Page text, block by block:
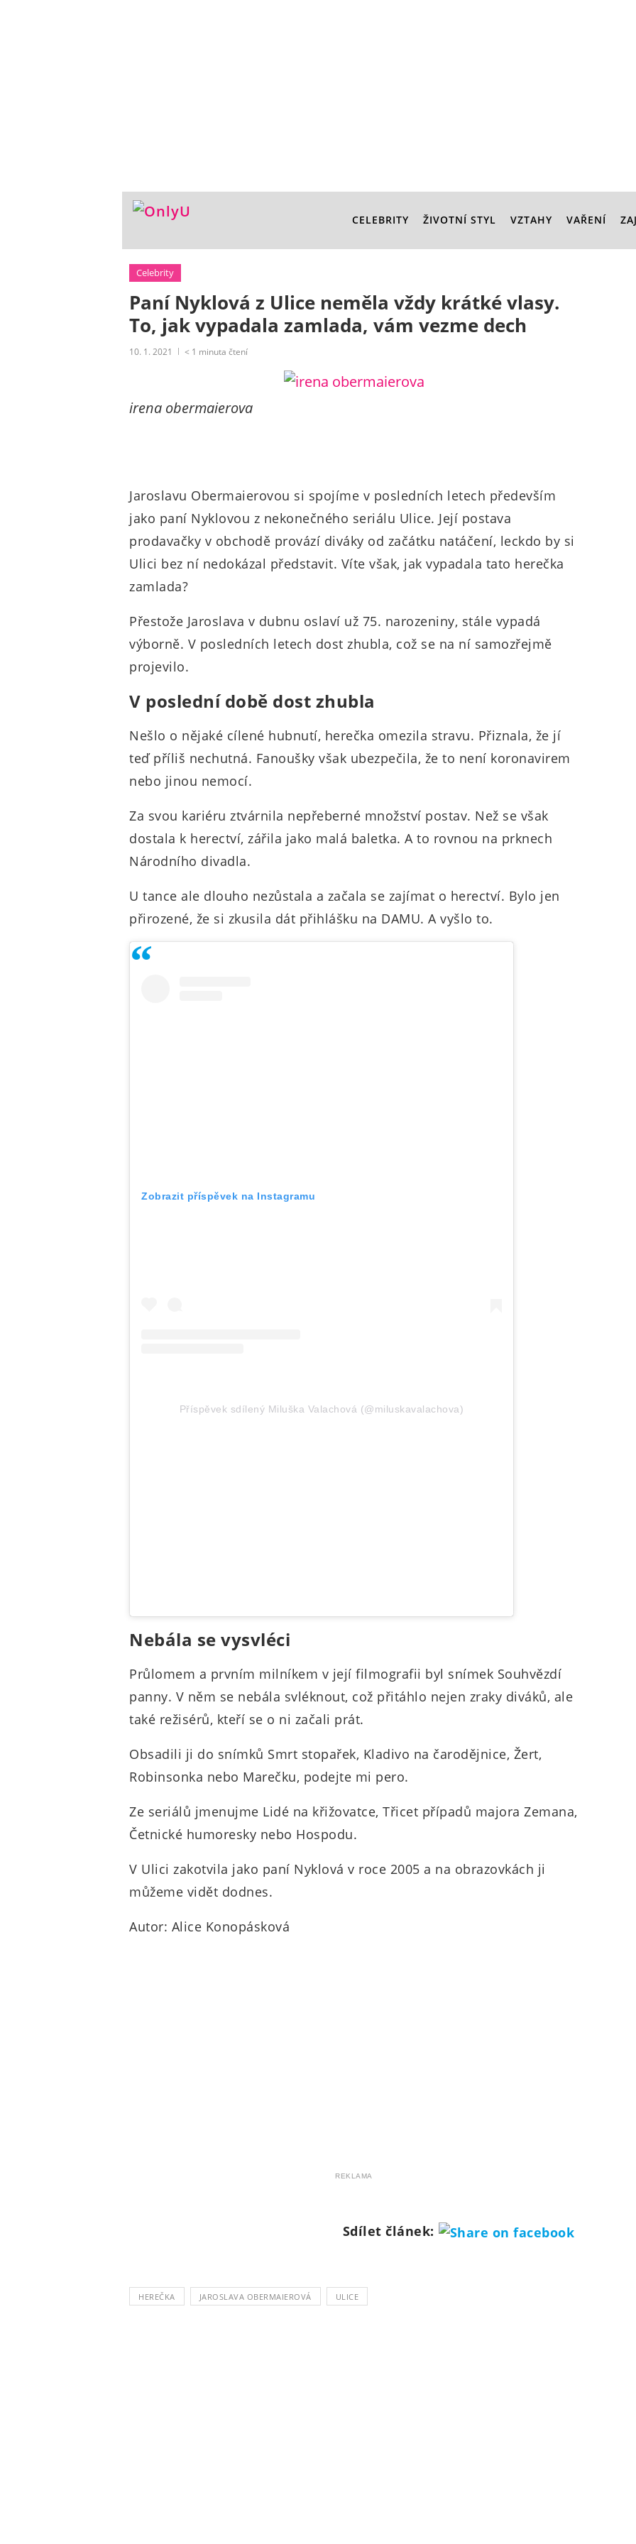
CELEBRITY ŽIVOTNÍ STYL VZTAHY VAŘENÍ
Celebrity
Paní Nyklová z Ulice neměla vždy krátké vlasy.
To, jak vypadala zamlada, vám vezme dech
10. 1. 2021 < 1 minuta čtení
irena obermaierova
Jaroslavu Obermaierovou si spojíme v posledních letech především
jako paní Nyklovou z nekonečného seriálu Ulice. Její postava
prodavačky v obchodě provází diváky od začátku natáčení, leckdo by si
Ulici bez ní nedokázal představit. Víte však, jak vypadala tato herečka
zamlada?
Přestože Jaroslava v dubnu oslaví už 75. narozeniny, stále vypadá
výborně. V posledních letech dost zhubla, což se na ní samozřejmě
projevilo.
V poslední době dost zhubla
Nešlo o nějaké cílené hubnutí, herečka omezila stravu. Přiznala, že jí
teď příliš nechutná. Fanoušky však ubezpečila, že to není koronavirem
nebo jinou nemocí.
Za svou kariéru ztvárnila nepřeberné množství postav. Než se však
dostala k herectví, zářila jako malá baletka. A to rovnou na prknech
Národního divadla.
U tance ale dlouho nezůstala a začala se zajímat o herectví. Bylo jen
přirozené, že si zkusila dát přihlášku na DAMU. A vyšlo to.
Zobrazit příspěvek na Instagramu
Příspěvek sdílený Miluška Valachová (@miluskavalachova)
Nebála se vysvléci
Průlomem a prvním milníkem v její filmografii byl snímek Souhvězdí
panny. V něm se nebála svléknout, což přitáhlo nejen zraky diváků, ale
také režisérů, kteří se o ni začali prát.
Obsadili ji do snímků Smrt stopařek, Kladivo na čarodějnice, Žert,
Robinsonka nebo Marečku, podejte mi pero.
Ze seriálů jmenujme Lidé na křižovatce, Třicet případů majora Zemana,
Četnické humoresky nebo Hospodu.
V Ulici zakotvila jako paní Nyklová v roce 2005 a na obrazovkách ji
můžeme vidět dodnes.
Autor: Alice Konopásková
REKLAMA
Sdílet článek:
HEREČKA JAROSLAVA OBERMAIEROVÁ ULICE